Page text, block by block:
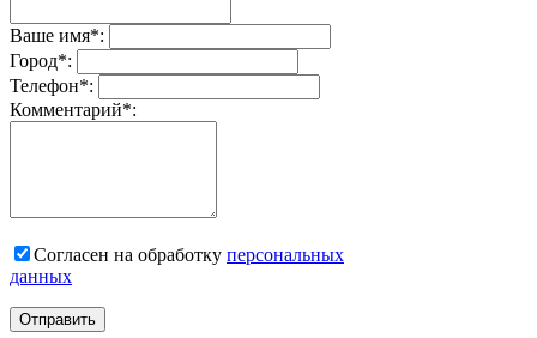
Ваше имя*:
Город*:
Телефон*:
Комментарий*:
Согласен на обработку персональныx
данных
Отправить